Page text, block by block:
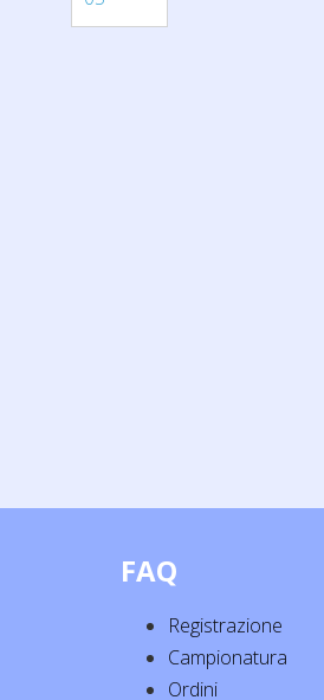
FAQ
Registrazione
Campionatura
Ordini